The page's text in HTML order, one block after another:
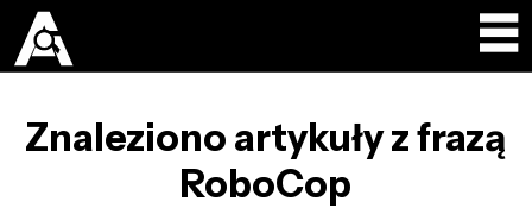
Znaleziono artykuły z frazą
RoboCop